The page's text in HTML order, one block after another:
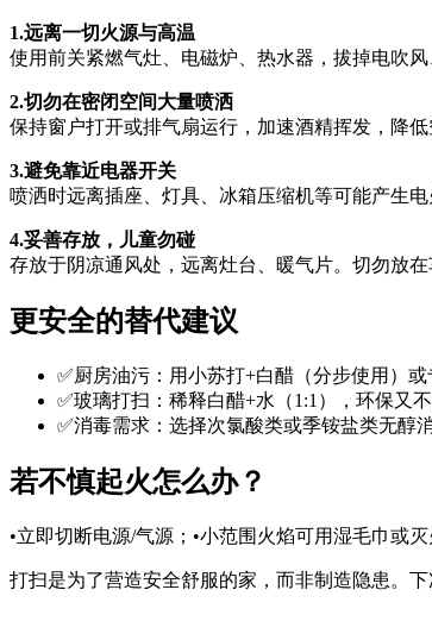
1.远离一切火源与高温
使用前关紧燃气灶、电磁炉、热水器，拔掉电吹
2.切勿在密闭空间大量喷洒
保持窗户打开或排气扇运行，加速酒精挥发，降低
3.避免靠近电器开关
喷洒时远离插座、灯具、冰箱压缩机等可能产生电
4.妥善存放，儿童勿碰
存放于阴凉通风处，远离灶台、暖气片。切勿放
更安全的替代建议
✅厨房油污：用小苏打+白醋（分步使用）或
✅玻璃打扫：稀释白醋+水（1:1），环保又不
✅消毒需求：选择次氯酸类或季铵盐类无醇
若不慎起火怎么办？
•立即切断电源/气源；•小范围火焰可用湿毛巾或
打扫是为了营造安全舒服的家，而非制造隐患。